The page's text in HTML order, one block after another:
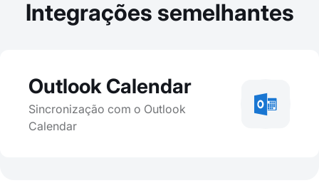
Integrações semelhantes
Outlook Calendar
Sincronização com o Outlook
Calendar